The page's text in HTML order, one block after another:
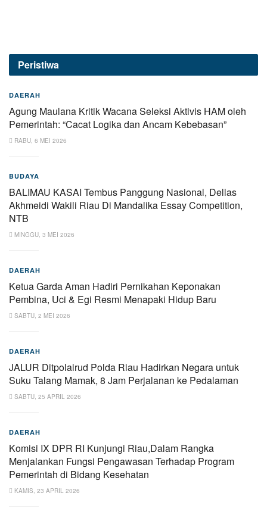
Peristiwa
DAERAH
Agung Maulana Kritik Wacana Seleksi Aktivis HAM oleh
Pemerintah: “Cacat Logika dan Ancam Kebebasan”
RABU, 6 MEI 2026
BUDAYA
BALIMAU KASAI Tembus Panggung Nasional, Dellas
Akhmeidi Wakili Riau Di Mandalika Essay Competition,
NTB
MINGGU, 3 MEI 2026
DAERAH
Ketua Garda Aman Hadiri Pernikahan Keponakan
Pembina, Uci & Egi Resmi Menapaki Hidup Baru
SABTU, 2 MEI 2026
DAERAH
JALUR Ditpolairud Polda Riau Hadirkan Negara untuk
Suku Talang Mamak, 8 Jam Perjalanan ke Pedalaman
SABTU, 25 APRIL 2026
DAERAH
Komisi IX DPR RI Kunjungi Riau,Dalam Rangka
Menjalankan Fungsi Pengawasan Terhadap Program
Pemerintah di Bidang Kesehatan
KAMIS, 23 APRIL 2026